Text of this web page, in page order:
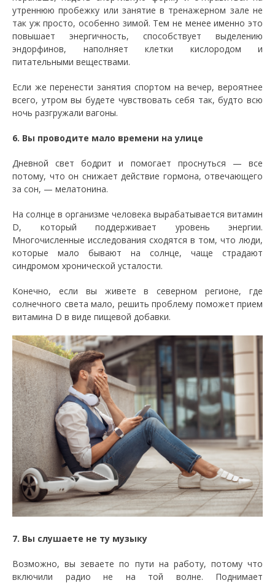
утреннюю пробежку или занятие в тренажерном зале не
так уж просто, особенно зимой. Тем не менее именно это
повышает энергичность, способствует выделению
эндорфинов, наполняет клетки кислородом и
питательными веществами.
Если же перенести занятия спортом на вечер, вероятнее
всего, утром вы будете чувствовать себя так, будто всю
ночь разгружали вагоны.
6. Вы проводите мало времени на улице
Дневной свет бодрит и помогает проснуться — все
потому, что он снижает действие гормона, отвечающего
за сон, — мелатонина.
На солнце в организме человека вырабатывается витамин
D, который поддерживает уровень энергии.
Многочисленные исследования сходятся в том, что люди,
которые мало бывают на солнце, чаще страдают
синдромом хронической усталости.
Конечно, если вы живете в северном регионе, где
солнечного света мало, решить проблему поможет прием
витамина D в виде пищевой добавки.
7. Вы слушаете не ту музыку
Возможно, вы зеваете по пути на работу, потому что
включили радио не на той волне. Поднимает